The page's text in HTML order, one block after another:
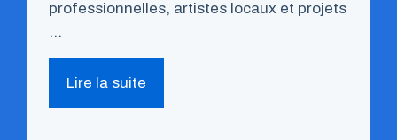
professionnelles, artistes locaux et projets
…
Lire la suite